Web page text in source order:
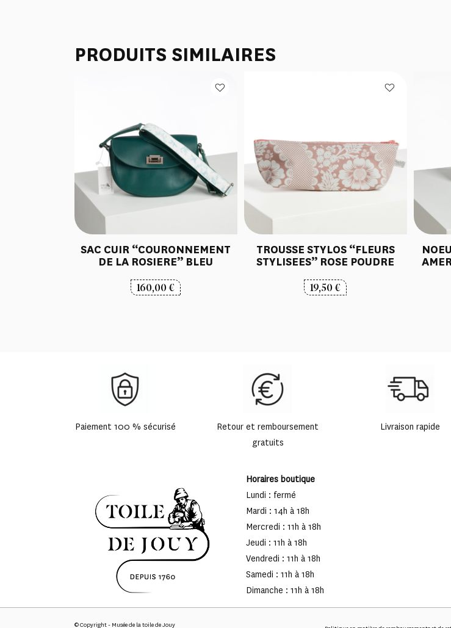
PRODUITS SIMILAIRES
SAC CUIR “COURONNEMENT
DE LA ROSIERE” BLEU
160,00€
TROUSSE STYLOS “FLEURS
STYLISEES” ROSE POUDRE
19,50€
Paiement 100 % sécurisé
Retour et remboursement
gratuits
Livraison rapide
Horaires boutique
Lundi : fermé
Mardi : 14h à 18h
Mercredi : 11h à 18h
Jeudi : 11h à 18h
Vendredi : 11h à 18h
Samedi : 11h à 18h
Dimanche : 11h à 18h
© Copyright - Musée de la toile de Jouy